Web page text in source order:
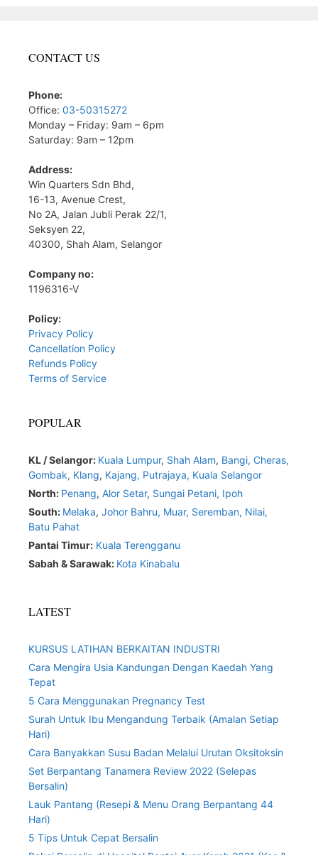
CONTACT US
Phone:
Office: 03-50315272
Monday – Friday: 9am – 6pm
Saturday: 9am – 12pm
Address:
Win Quarters Sdn Bhd,
16-13, Avenue Crest,
No 2A, Jalan Jubli Perak 22/1,
Seksyen 22,
40300, Shah Alam, Selangor
Company no:
1196316-V
Policy:
Privacy Policy
Cancellation Policy
Refunds Policy
Terms of Service
POPULAR
KL / Selangor: Kuala Lumpur, Shah Alam, Bangi, Cheras,
Gombak, Klang, Kajang, Putrajaya, Kuala Selangor
North: Penang, Alor Setar, Sungai Petani, Ipoh
South: Melaka, Johor Bahru, Muar, Seremban, Nilai,
Batu Pahat
Pantai Timur: Kuala Terengganu
Sabah & Sarawak: Kota Kinabalu
LATEST
KURSUS LATIHAN BERKAITAN INDUSTRI
Cara Mengira Usia Kandungan Dengan Kaedah Yang
Tepat
5 Cara Menggunakan Pregnancy Test
Surah Untuk Ibu Mengandung Terbaik (Amalan Setiap
Hari)
Cara Banyakkan Susu Badan Melalui Urutan Oksitoksin
Set Berpantang Tanamera Review 2022 (Selepas
Bersalin)
Lauk Pantang (Resepi & Menu Orang Berpantang 44
Hari)
5 Tips Untuk Cepat Bersalin